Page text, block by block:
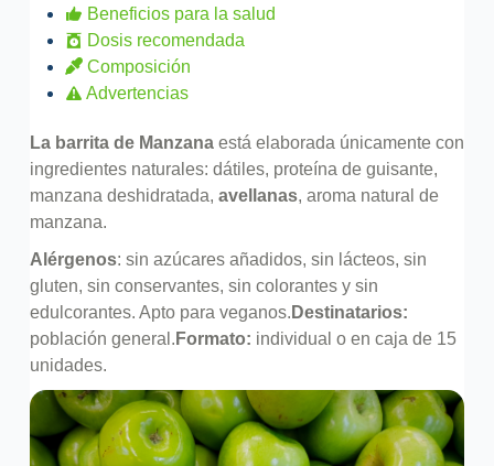
Beneficios para la salud
Dosis recomendada
Composición
Advertencias
La barrita de Manzana está elaborada únicamente con
ingredientes naturales: dátiles, proteína de guisante,
manzana deshidratada, avellanas, aroma natural de
manzana.
Alérgenos: sin azúcares añadidos, sin lácteos, sin
gluten, sin conservantes, sin colorantes y sin
edulcorantes. Apto para veganos. Destinatarios:
población general. Formato: individual o en caja de 15
unidades.